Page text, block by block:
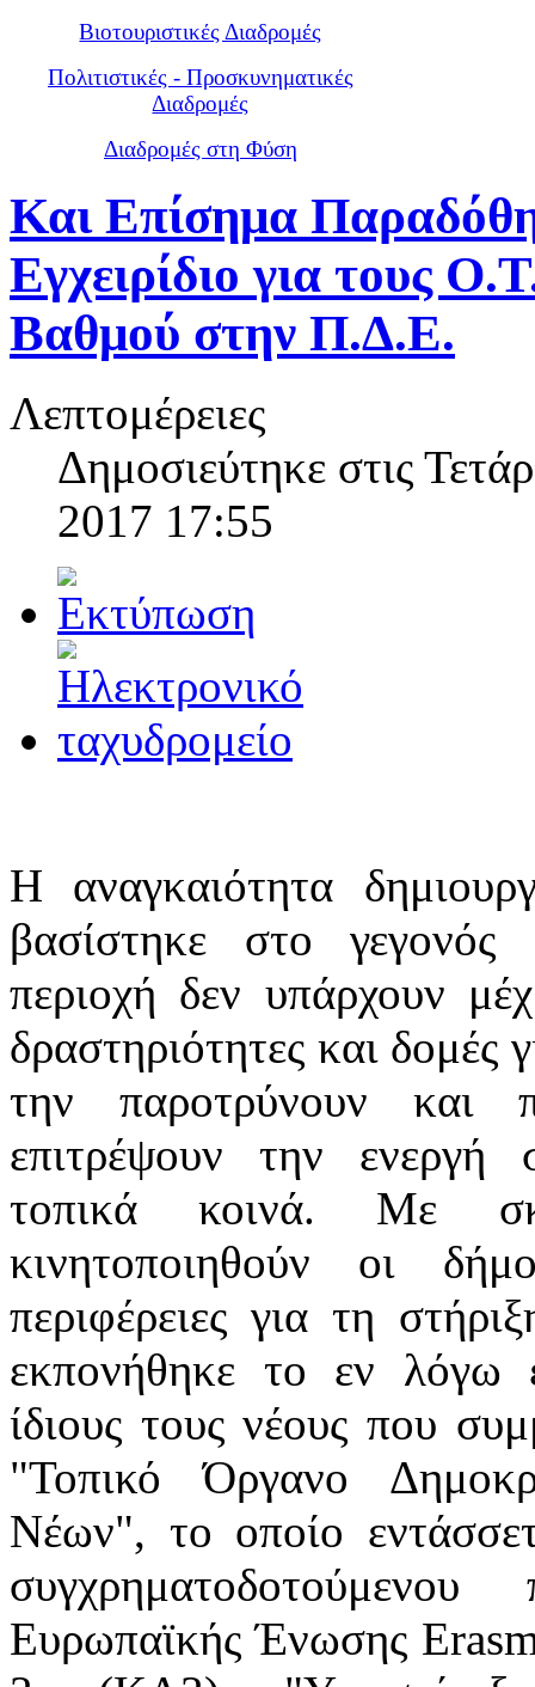
Βιοτουριστικές Διαδρομές
Πολιτιστικές - Προσκυνηματικές
Διαδρομές
Διαδρομές στη Φύση
Και Επίσημα
Εγχειρίδιο για τους
Βαθμού στην Π.Δ.Ε.
Λεπτομέρειες
Δημοσιεύτηκε στις
2017 17:55
Η αναγκαιότητα
βασίστηκε στο γεγονός
περιοχή δεν υπάρχουν
δραστηριότητες και δομές
την παροτρύνουν και
επιτρέψουν την ενεργή
τοπικά κοινά. Με
κινητοποιηθούν οι
περιφέρειες για τη
εκπονήθηκε το εν λόγω
ίδιους τους νέους που
"Τοπικό Όργανο
Νέων", το οποίο
Ευρωπαϊκής Ένωσης